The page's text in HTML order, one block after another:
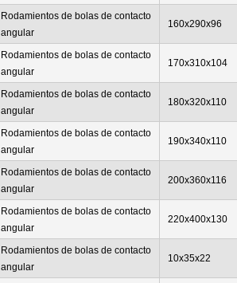
Rodamientos de bolas de contacto
angular
160x290x96
Rodamientos de bolas de contacto
angular
170x310x104
Rodamientos de bolas de contacto
angular
180x320x110
Rodamientos de bolas de contacto
angular
190x340x110
Rodamientos de bolas de contacto
angular
200x360x116
Rodamientos de bolas de contacto
angular
220x400x130
Rodamientos de bolas de contacto
angular
10x35x22